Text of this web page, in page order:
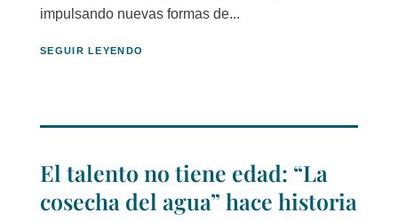
impulsando nuevas formas de...
SEGUIR LEYENDO
El talento no tiene edad: “La
cosecha del agua” hace historia